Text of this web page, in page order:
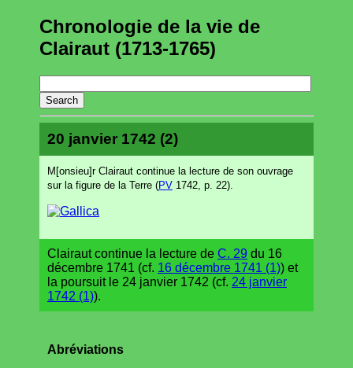
Chronologie de la vie de
Clairaut (1713-1765)
20 janvier 1742 (2)
M[onsieu]r Clairaut continue la lecture de son ouvrage
sur la figure de la Terre (PV 1742, p. 22).
Clairaut continue la lecture de C. 29 du 16
décembre 1741 (cf. 16 décembre 1741 (1)) et
la poursuit le 24 janvier 1742 (cf. 24 janvier
1742 (1)).
Abréviations